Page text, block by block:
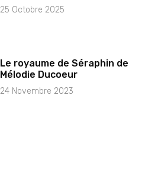
25 Octobre 2025
Le royaume de Séraphin de
Mélodie Ducoeur
24 Novembre 2023